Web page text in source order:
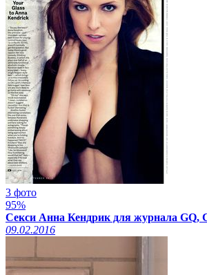
3 фото
95%
Секси Анна Кендрик для журнала GQ,
09.02.2016